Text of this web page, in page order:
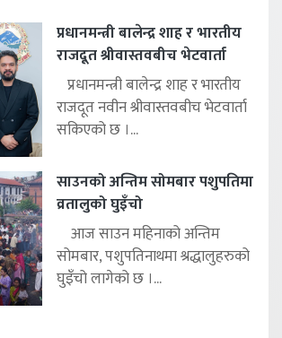
प्रधानमन्त्री बालेन्द्र शाह र भारतीय
राजदूत श्रीवास्तवबीच भेटवार्ता
प्रधानमन्त्री बालेन्द्र शाह र भारतीय
राजदूत नवीन श्रीवास्तवबीच भेटवार्ता
सकिएको छ ।...
साउनको अन्तिम सोमबार पशुपतिमा
व्रतालुको घुइँचो
आज साउन महिनाको अन्तिम
सोमबार, पशुपतिनाथमा श्रद्धालुहरुको
घुइँचो लागेको छ ।...